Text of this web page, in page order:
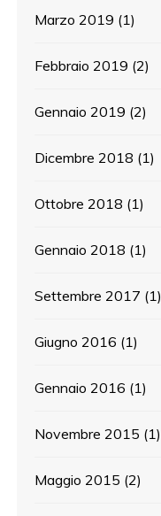
Marzo 2019 (1)
Febbraio 2019 (2)
Gennaio 2019 (2)
Dicembre 2018 (1)
Ottobre 2018 (1)
Gennaio 2018 (1)
Settembre 2017 (1)
Giugno 2016 (1)
Gennaio 2016 (1)
Novembre 2015 (1)
Maggio 2015 (2)